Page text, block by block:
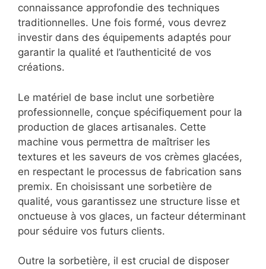
connaissance approfondie des techniques
traditionnelles. Une fois formé, vous devrez
investir dans des équipements adaptés pour
garantir la qualité et l’authenticité de vos
créations.
Le matériel de base inclut une sorbetière
professionnelle, conçue spécifiquement pour la
production de glaces artisanales. Cette
machine vous permettra de maîtriser les
textures et les saveurs de vos crèmes glacées,
en respectant le processus de fabrication sans
premix. En choisissant une sorbetière de
qualité, vous garantissez une structure lisse et
onctueuse à vos glaces, un facteur déterminant
pour séduire vos futurs clients.
Outre la sorbetière, il est crucial de disposer